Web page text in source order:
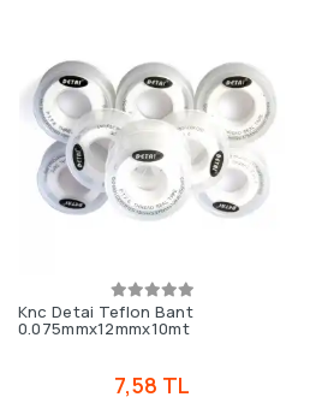
Knc Detai Teflon Bant
0.075mmx12mmx10mt
7,58 TL